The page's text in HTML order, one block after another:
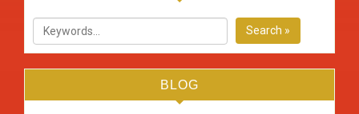
Search »
BLOG